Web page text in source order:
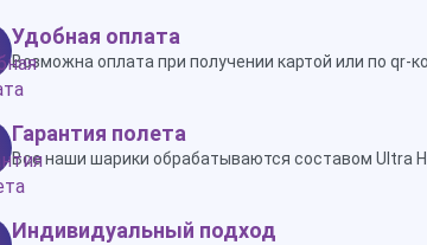
Удобная оплата
Возможна оплата при получении картой или по qr-
Гарантия полета
Все наши шарики обрабатываются составом Ultra
Индивидуальный подход